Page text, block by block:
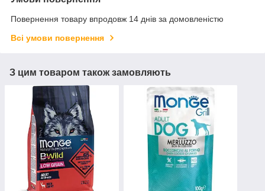
Повернення товару впродовж 14 днів за домовленістю
Всі умови повернення
З цим товаром також замовляють